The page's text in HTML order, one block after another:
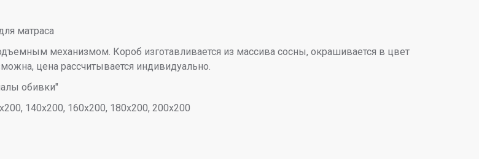
матраса
механизмом. Короб изготавливается из массива сосны, окрашивается в цвет
цена рассчитывается индивидуально.
обивки"
140х200, 160х200, 180х200, 200х200